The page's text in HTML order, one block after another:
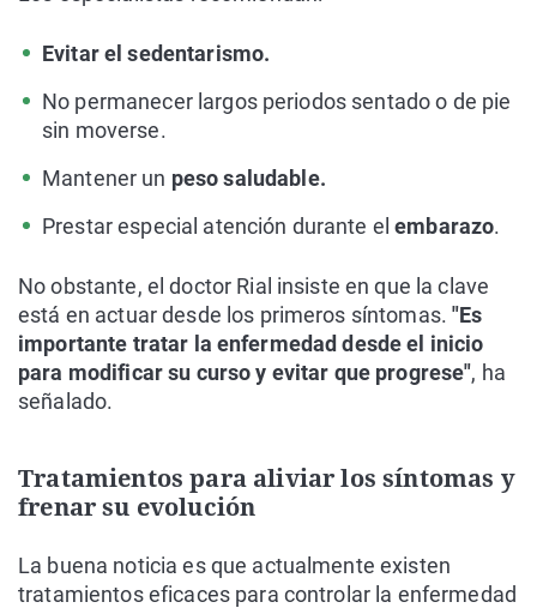
Evitar el sedentarismo.
No permanecer largos periodos sentado o de pie
sin moverse.
Mantener un peso saludable.
Prestar especial atención durante elembarazo.
No obstante, el doctor Rial insiste en que la clave
está en actuar desde los primeros síntomas."Es
importante tratar la enfermedad desde el inicio
para modificar su curso y evitar que progrese", ha
señalado.
Tratamientos para aliviar los síntomas y
frenar su evolución
La buena noticia es que actualmente existen
tratamientos eficaces para controlar la enfermedad